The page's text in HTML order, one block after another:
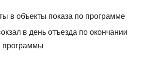
в объекты показа по программе
в день отъезда по окончании
программы